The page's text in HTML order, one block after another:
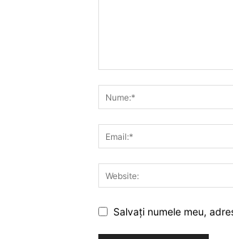
Salvați numele meu,